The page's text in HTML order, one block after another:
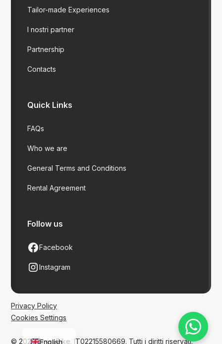
Tailor-made Experiences
I nostri partner
Partnership
Contacts
Quick Links
FAQs
Who we are
General Terms and Conditions
Rental Agreement
Follow us
Facebook
Instagram
© 2026 EmisaBike. IT02215580669. Tutti i diritti riservati.
Privacy Policy
Cookies Settings
English